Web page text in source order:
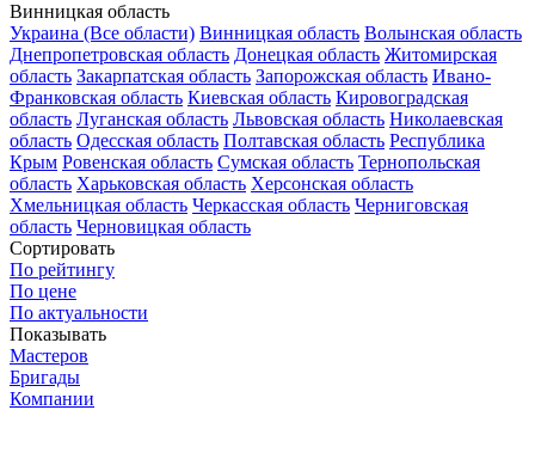
Винницкая область
Украина (Все области) Винницкая область Волынская область
Днепропетровская область Донецкая область Житомирская
область Закарпатская область Запорожская область Ивано-
Франковская область Киевская область Кировоградская
область Луганская область Львовская область Николаевская
область Одесская область Полтавская область Республика
Крым Ровенская область Сумская область Тернопольская
область Харьковская область Херсонская область
Хмельницкая область Черкасская область Черниговская
область Черновицкая область
Сортировать
По рейтингу
По цене
По актуальности
Показывать
Мастеров
Бригады
Компании